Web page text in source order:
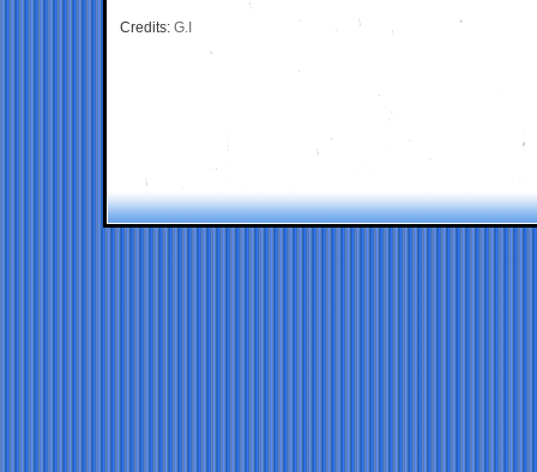
Credits: G.I